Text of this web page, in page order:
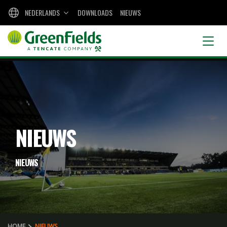
DOWNLOADS NIEUWS
NEDERLANDS
NIEUWS
NIEUWS